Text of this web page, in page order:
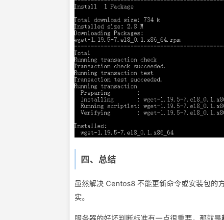
四、总结
虽然解决 Centos8 不能更新命令或安装包的
实。